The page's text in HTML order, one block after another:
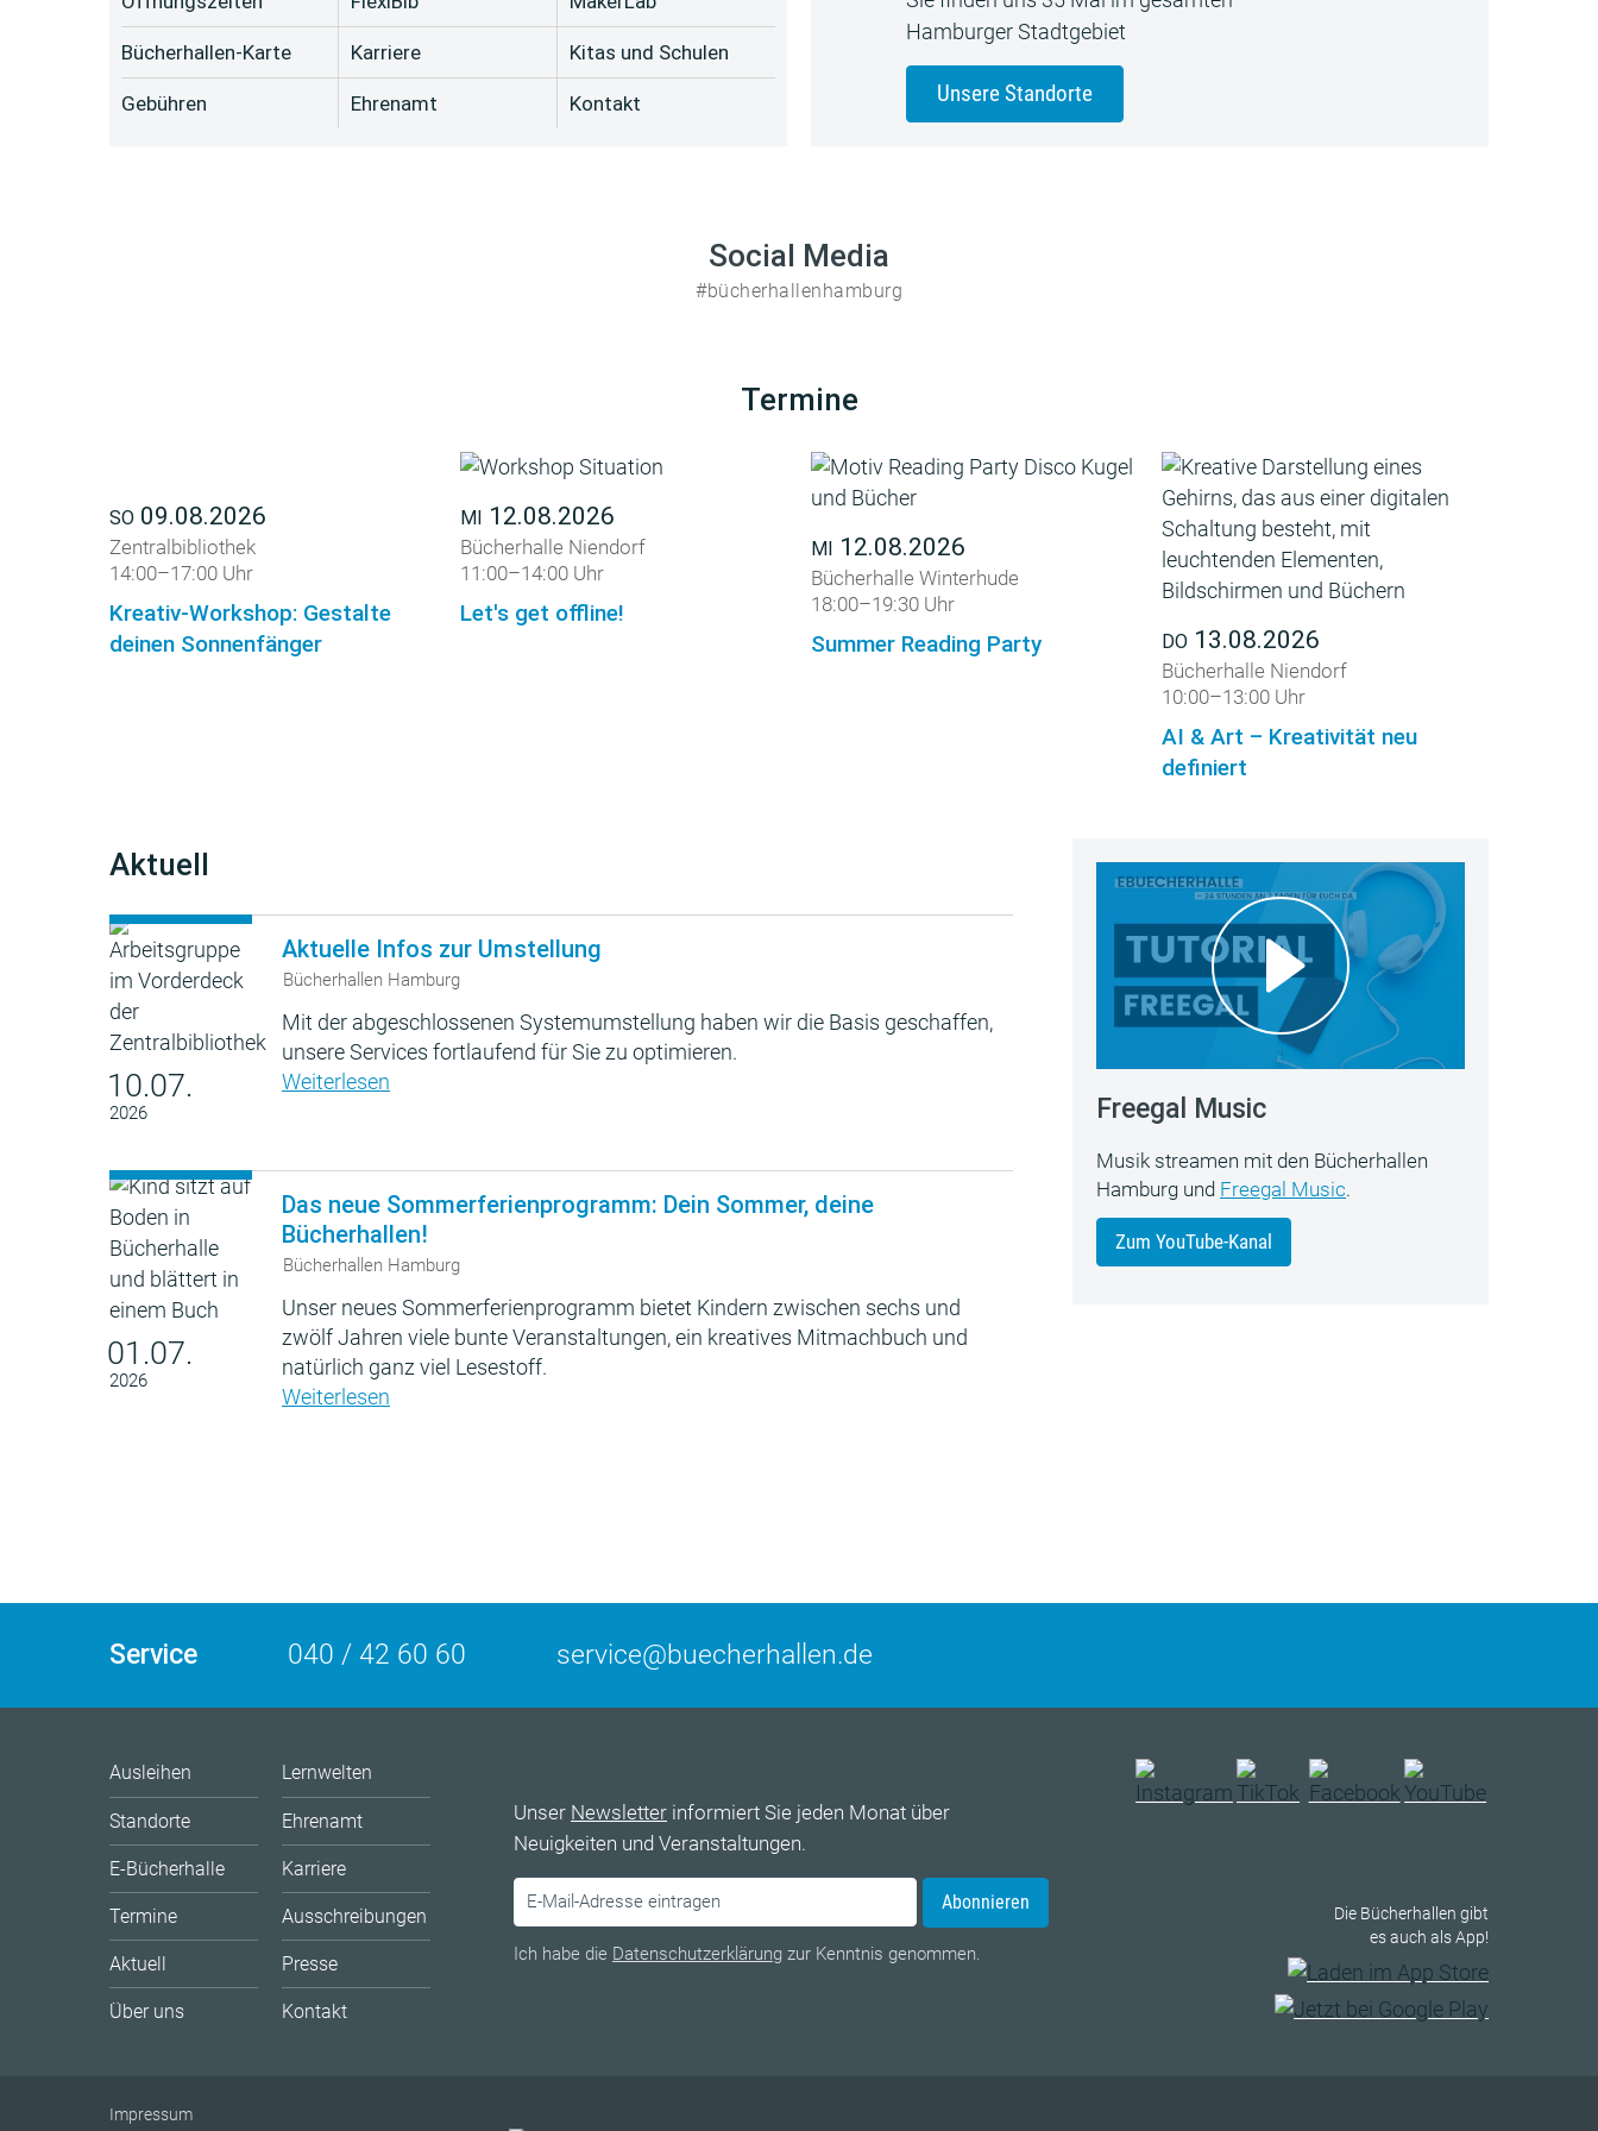
Bücherhallen-Karte
Gebühren
Karriere
Ehrenamt
Kitas und Schulen
Kontakt
Hamburger Stadtgebiet
Unsere Standorte
Social Media
#bücherhallenhamburg
Termine
SO 09.08.2026
Zentralbibliothek
14:00–17:00 Uhr
Kreativ-Workshop: Gestalte
deinen Sonnenfänger
MI 12.08.2026
Bücherhalle Niendorf
11:00–14:00 Uhr
Let's get offline!
MI 12.08.2026
Bücherhalle Winterhude
18:00–19:30 Uhr
Summer Reading Party DO 13.08.2026
Bücherhalle Niendorf
10:00–13:00 Uhr
AI & Art – Kreativität neu
definiert
Aktuell
10.07.
2026
Aktuelle Infos zur Umstellung
Bücherhallen Hamburg
Mit der abgeschlossenen Systemumstellung haben wir die Basis geschaffen,
unsere Services fortlaufend für Sie zu optimieren.
Weiterlesen
01.07.
2026
Das neue Sommerferienprogramm: Dein Sommer, deine
Bücherhallen!
Bücherhallen Hamburg
Unser neues Sommerferienprogramm bietet Kindern zwischen sechs und
zwölf Jahren viele bunte Veranstaltungen, ein kreatives Mitmachbuch und
natürlich ganz viel Lesestoff.
Weiterlesen
Freegal Music
Musik streamen mit den Bücherhallen
Hamburg und Freegal Music.
Zum YouTube-Kanal
Service 040 / 42 60 60 service@buecherhallen.de
Ausleihen
Standorte
E-Bücherhalle
Termine
Aktuell
Über uns
Lernwelten
Ehrenamt
Karriere
Ausschreibungen
Presse
Kontakt
Unser Newsletter informiert Sie jeden Monat über
Neuigkeiten und Veranstaltungen.
Abonnieren
Ich habe die Datenschutzerklärung zur Kenntnis genommen.
Die Bücherhallen gibt
es auch als App!
Impressum